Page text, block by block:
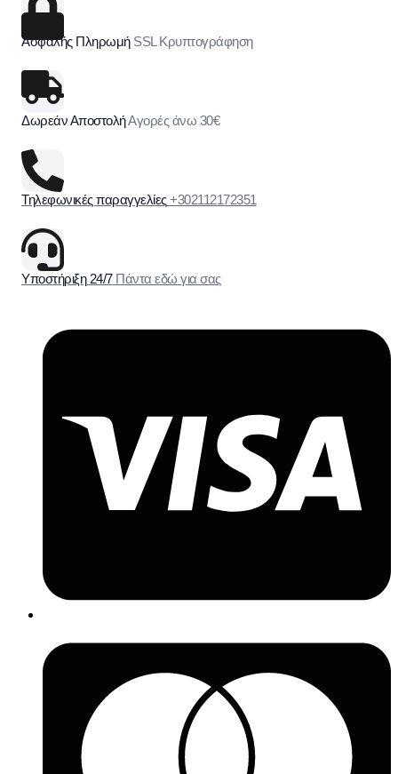
Ασφαλής Πληρωμή SSL Κρυπτογράφηση
Δωρεάν ΑποστολήΑγορές άνω 30€
Τηλεφωνικές παραγγελίες +302112172351
Υποστήριξη 24/7 Πάντα εδώ για σας